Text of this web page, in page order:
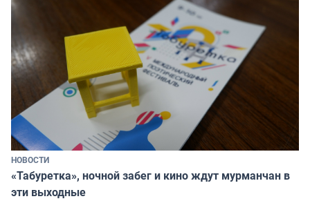
НОВОСТИ
«Табуретка», ночной забег и кино ждут мурманчан в
эти выходные